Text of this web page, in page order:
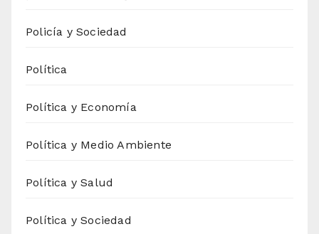
Policía y Sociedad
Política
Política y Economía
Política y Medio Ambiente
Política y Salud
Política y Sociedad